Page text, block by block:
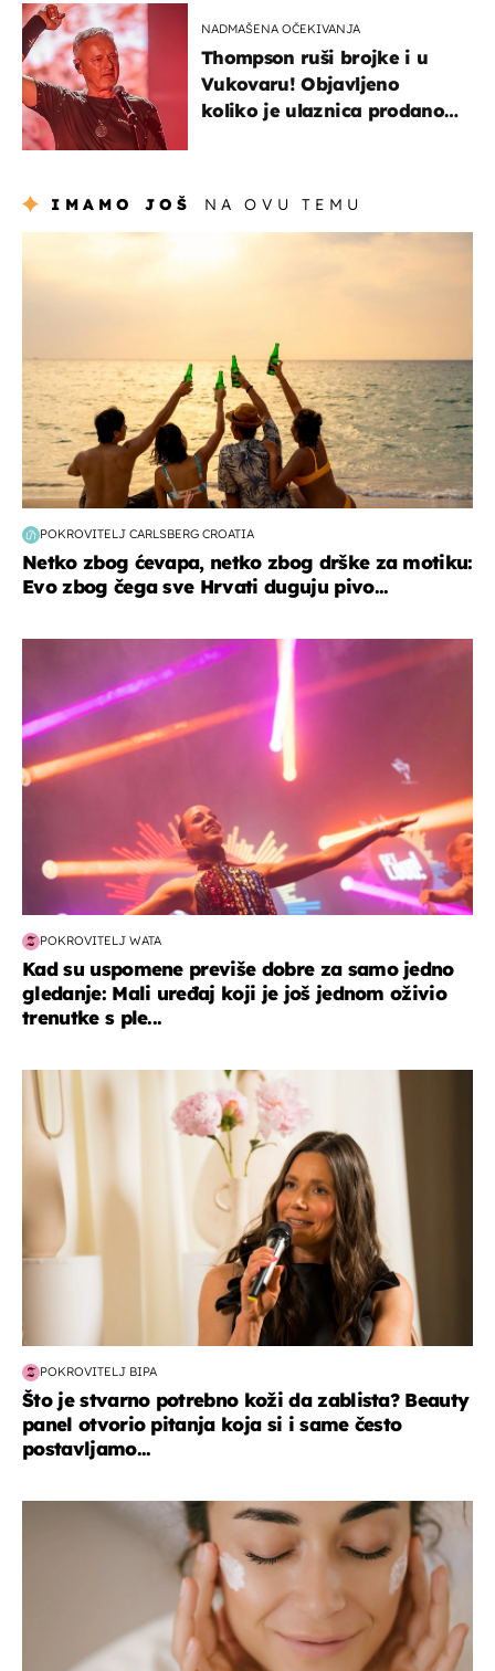
NADMAŠENA OČEKIVANJA
Thompson ruši brojke i u
Vukovaru! Objavljeno
koliko je ulaznica prodano
IMAMO JOŠ NA OVU TEMU
POKROVITELJ CARLSBERG CROATIA
Netko zbog ćevapa, netko zbog drške za motiku:
Evo zbog čega sve Hrvati duguju pivo...
POKROVITELJ WATA
Kad su uspomene previše dobre za samo jedno
gledanje: Mali uređaj koji je još jednom oživio
trenutke s ple...
moda & ljepota
POKROVITELJ BIPA
Što je stvarno potrebno koži da zablista? Beauty
panel otvorio pitanja koja si i same često
postavljamo...
moda & ljepota